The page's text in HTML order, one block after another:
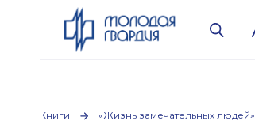
Книги «Жизнь замечательных людей»